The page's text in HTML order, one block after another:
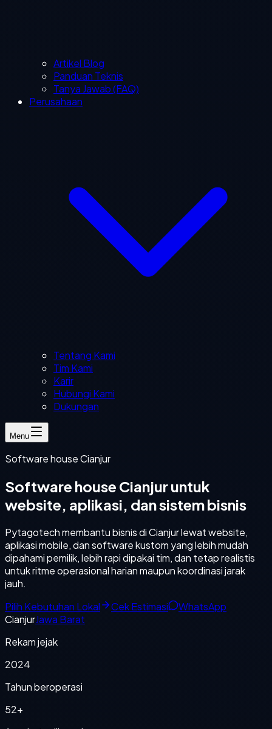
Artikel Blog
Panduan Teknis
Tanya Jawab (FAQ)
Perusahaan
Tentang Kami
Tim Kami
Karir
Hubungi Kami
Dukungan
Menu
Software house Cianjur
Software house Cianjur untuk
website, aplikasi, dan sistem bisnis
Pytagotech membantu bisnis di Cianjur lewat website,
aplikasi mobile, dan software kustom yang lebih mudah
dipahami pemilik, lebih rapi dipakai tim, dan tetap realistis
untuk ritme operasional harian maupun koordinasi jarak
jauh.
Pilih Kebutuhan Lokal
Cek Estimasi
WhatsApp
CianjurJawa Barat
Rekam jejak
2024
Tahun beroperasi
52+